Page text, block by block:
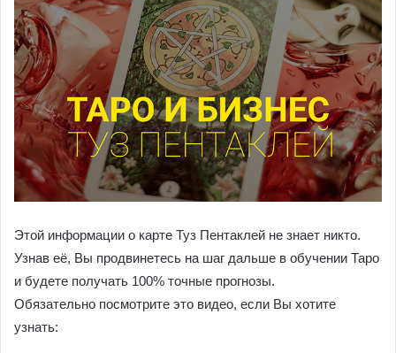
Этой информации о карте Туз Пентаклей не знает никто.
Узнав её, Вы продвинетесь на шаг дальше в обучении Таро
и будете получать 100% точные прогнозы.
Обязательно посмотрите это видео, если Вы хотите
узнать: